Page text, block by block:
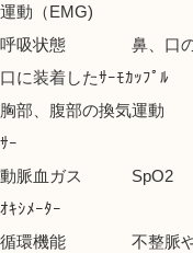
運動（EMG)
呼吸状態
口に装着したｻｰﾓｶｯﾌﾟﾙ
胸部、腹部の換気運
ｻｰ
動脈血
ｵｷｼﾒｰﾀｰ
循環機能 不整